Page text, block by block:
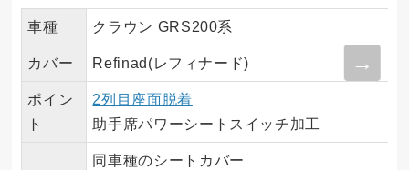
車種 クラウン GRS200系
カバー Refinad(レフィナード)
ポイン
ト
2列目座面脱着
助手席パワーシートスイッチ加工
同車種のシートカバー